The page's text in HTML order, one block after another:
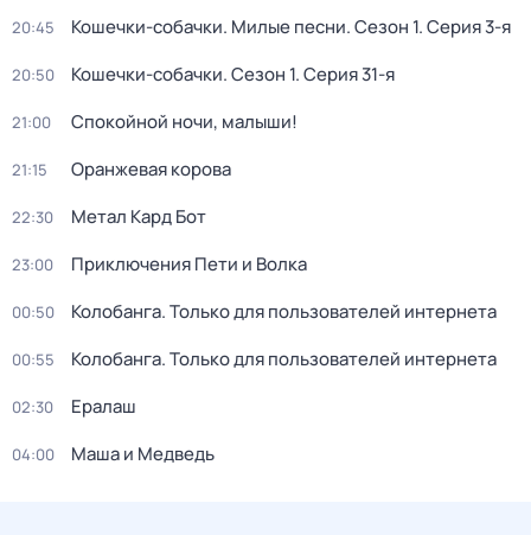
20:45 Кошечки-собачки. Милые песни. Сезон 1. Серия 3-я
20:50 Кошечки-собачки. Сезон 1. Серия 31-я
21:00 Спокойной ночи, малыши!
21:15 Оранжевая корова
22:30 Метал Кард Бот
23:00 Приключения Пети и Волка
00:50 Колобанга. Только для пользователей интернета
00:55 Колобанга. Только для пользователей интернета
02:30 Ералаш
04:00 Маша и Медведь